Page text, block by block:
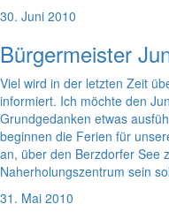
30. Juni 2010
Bürgermeister
Viel wird in der letzten Zeit
informiert. Ich möchte den
Grundgedanken etwas
beginnen die Ferien für
an, über den Berzdorfer See
Naherholungszentrum sein
31. Mai 2010